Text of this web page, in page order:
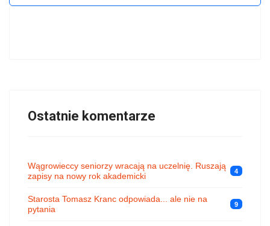
Ostatnie komentarze
Wągrowieccy seniorzy wracają na uczelnię. Ruszają
zapisy na nowy rok akademicki
4
Starosta Tomasz Kranc odpowiada... ale nie na
pytania
9